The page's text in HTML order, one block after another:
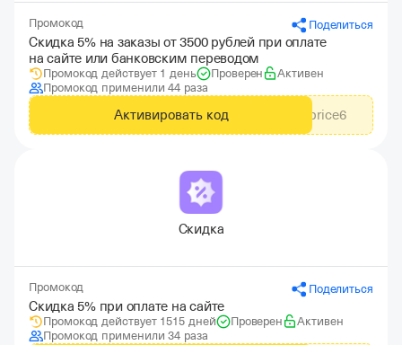
Промокод Поделиться
Скидка 5% на заказы от 3500 рублей при оплате
на сайте или банковским переводом
Промокод действует 1 день Проверен
Активен
Промокод применили 44 раза
Активировать код groupprice6
Скидка
Промокод Поделиться
Скидка 5% при оплате на сайте
Промокод действует 1515 дней Проверен
Активен
Промокод применили 34 раза